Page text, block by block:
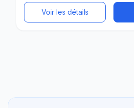
Voir les détails